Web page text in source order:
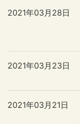
2021年03月28日
2021年03月23日
2021年03月21日